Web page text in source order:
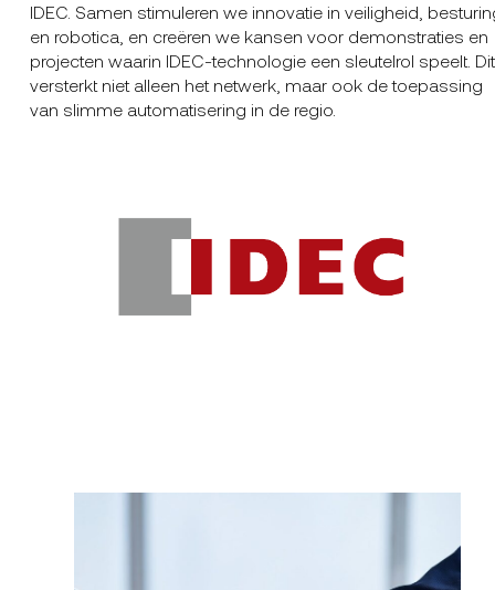
IDEC. Samen stimuleren we innovatie in veiligheid,
en robotica, en creëren we kansen voor demonstraties en
projecten waarin IDEC-technologie een sleutelrol speelt. Dit
versterkt niet alleen het netwerk, maar ook de toepassing
van slimme automatisering in de regio.